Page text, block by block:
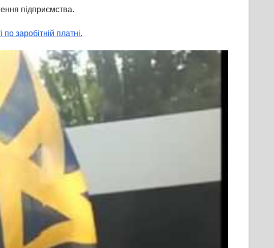
підприємства.
заробітній платні.